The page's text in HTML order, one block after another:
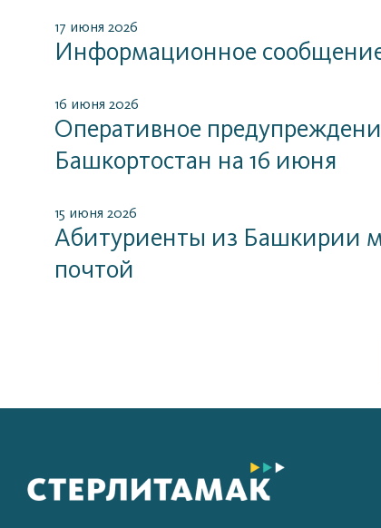
17 июня 2026
Информационное
16 июня 2026
Оперативное
Башкортостан на 16 июня
15 июня 2026
Абитуриенты из Башкирии
почтой